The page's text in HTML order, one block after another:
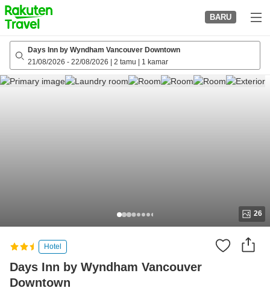
to
top
page
BARU
Days Inn by Wyndham Vancouver Downtown
21/08/2026 - 22/08/2026 2 tamu 1 kamar
26
Hotel
Days Inn by Wyndham Vancouver
Downtown